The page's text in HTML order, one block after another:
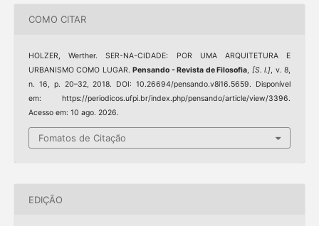
COMO CITAR
HOLZER, Werther. SER-NA-CIDADE: POR UMA ARQUITETURA E
URBANISMO COMO LUGAR.Pensando - Revista de Filosofia [S. l.] , v. 8,
n. 16, p. 20–32, 2018. DOI: 10.26694/pensando.v8i16.5659. Disponível
em: https://periodicos.ufpi.br/index.php/pensando/article/view/3396.
Acesso em: 10 ago. 2026.
Fomatos de Citação
EDIÇÃO